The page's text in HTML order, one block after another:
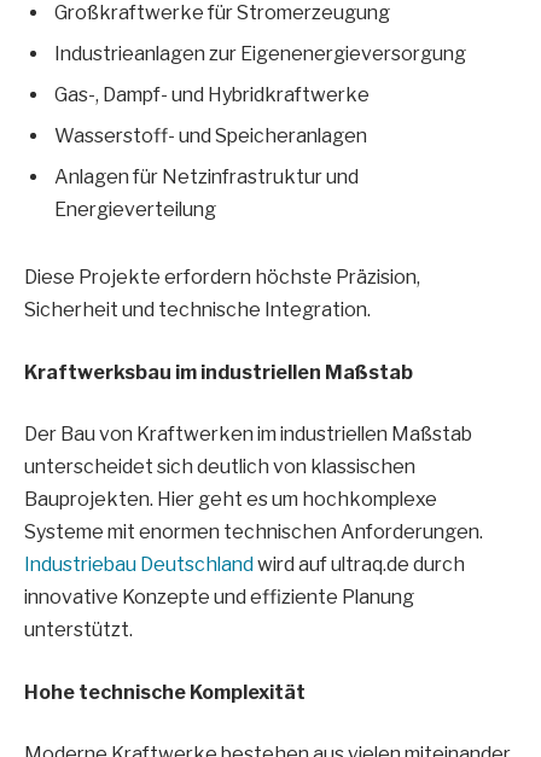
Großkraftwerke für Stromerzeugung
Industrieanlagen zur Eigenenergieversorgung
Gas-, Dampf- und Hybridkraftwerke
Wasserstoff- und Speicheranlagen
Anlagen für Netzinfrastruktur und
Energieverteilung
Diese Projekte erfordern höchste Präzision,
Sicherheit und technische Integration.
Kraftwerksbau im industriellen Maßstab
Der Bau von Kraftwerken im industriellen Maßstab
unterscheidet sich deutlich von klassischen
Bauprojekten. Hier geht es um hochkomplexe
Systeme mit enormen technischen Anforderungen.
Industriebau Deutschlandwird auf ultraq.de durch
innovative Konzepte und effiziente Planung
unterstützt.
Hohe technische Komplexität